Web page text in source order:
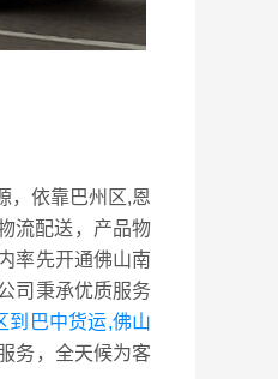
，依靠巴州区,恩
流配送，产品物
率先开通佛山南
司秉承优质服务
到巴中货运,佛山
务，全天候为客